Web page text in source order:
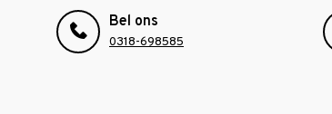
Bel ons
0318-698585